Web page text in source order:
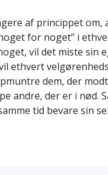
Sandheden om
United for
Medborgernes
kommission
Scientology
af princippet om,
for noget” i
vil det miste sin
ethvert
dem, der
andre, der er i nød.
tid bevare sin